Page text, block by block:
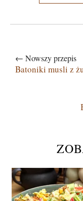
← Nowszy przepis
Batoniki musli z